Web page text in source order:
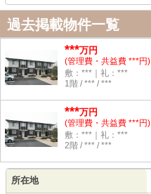
過去掲載物件一覧
***万円
(管理費・共益費 ***円)
敷：***｜礼：***
1階 / *** / ***
***万円
(管理費・共益費 ***円)
敷：***｜礼：***
2階 / *** / ***
所在地